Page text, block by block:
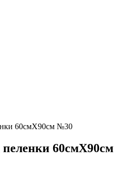
60смX90см №30
60смX90см